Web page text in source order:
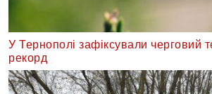
У Тернополі зафіксували черговий
рекорд